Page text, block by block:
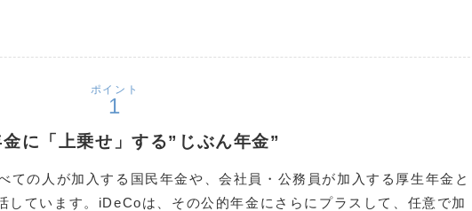
ポイント
に「上乗せ」する”じぶん年金”
ての人が加入する国民年金や、会社員・公務員が加入する厚生年金と
しています。iDeCoは、その公的年金にさらにプラスして、任意で加